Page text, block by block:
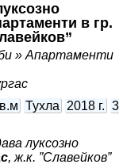
тоалетна и
сграда,
към ТЕЦ.
два модерни
система за
е
в гр.
» Апартаменти
Тухла 2018 г. 3
луксозно
, ж.к. ”Славейков”